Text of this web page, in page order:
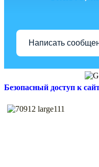
Написать
Безопасный доступ к